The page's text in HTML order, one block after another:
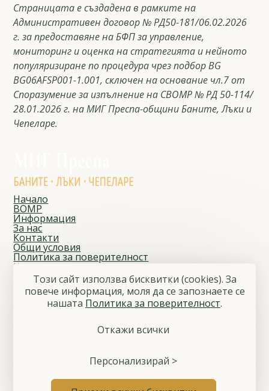
Страницата е създадена в рамките на
Административен договор № РД50-181/06.02.2026
г. за предоставяне на БФП за управление,
мониторинг и оценка на стратегията и нейното
популяризиране по процедура чрез подбор BG
BG06AFSP001-1.001, сключен на основание чл.7 от
Споразумение за изпълнение на СВОМР № РД 50-114/
28.01.2026 г. на МИГ Преспа-общини Баните, Лъки и
Чепеларе.
Начало
ВОМР
Информация
За нас
Контакти
Общи условия
Политика за поверителност
Контакти
Адрес
Чепеларе, ул. „Йордан Данчев“ № 1
E-mail
migprespa@gmail.com
Управление на бисквитките
Този сайт използва бисквитки (cookies). За
повече информация, моля да се запознаете се
нашaтa Политика за поверителност.
Откажи всички
Персонализирай >